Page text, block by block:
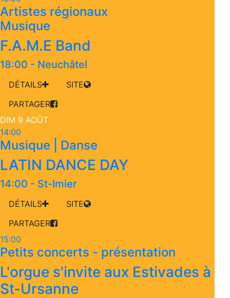
Artistes régionaux
Musique
F.A.M.E Band
18:00 - Neuchâtel
DÉTAILS
SITE
PARTAGER
DIM 9 AOÛT
14:00
Musique | Danse
LATIN DANCE DAY
14:00 - St-Imier
DÉTAILS
SITE
PARTAGER
15:00
Petits concerts - présentation
L'orgue s'invite aux Estivades à
St-Ursanne